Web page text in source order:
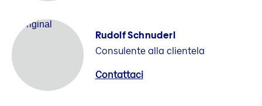
Rudolf Schnuderl
Consulente alla clientela
Contattaci